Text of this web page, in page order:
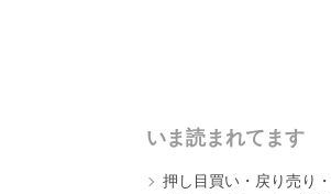
いま読まれてます
押し目買い・戻り売り